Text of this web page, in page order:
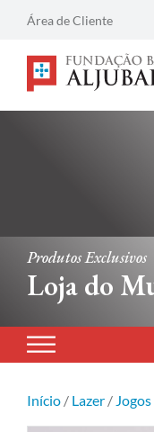
Área de Cliente
Produtos Exclusivos
Loja do
Início / Lazer / Jogos